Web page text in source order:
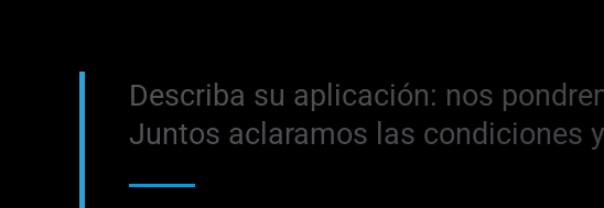
Describa su aplicación: nos
Juntos aclaramos las condiciones